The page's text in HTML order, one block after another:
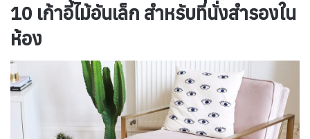
10 เก้าอี้ไม้อันเล็ก สำหรับที่นั่งสำรองใน
ห้อง